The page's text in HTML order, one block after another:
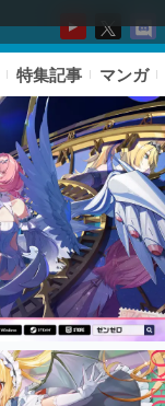
特集記事 マンガ